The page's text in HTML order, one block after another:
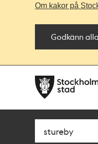
Om kakor på
Godkänn
navigationen
huvudinnehållet
Sök